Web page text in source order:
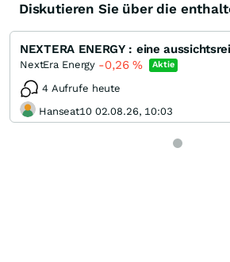
Diskutieren Sie über die
NextEra Energy -0,26% Aktie
4 Aufrufe heute
Hanseat10 02.08.26, 10:03